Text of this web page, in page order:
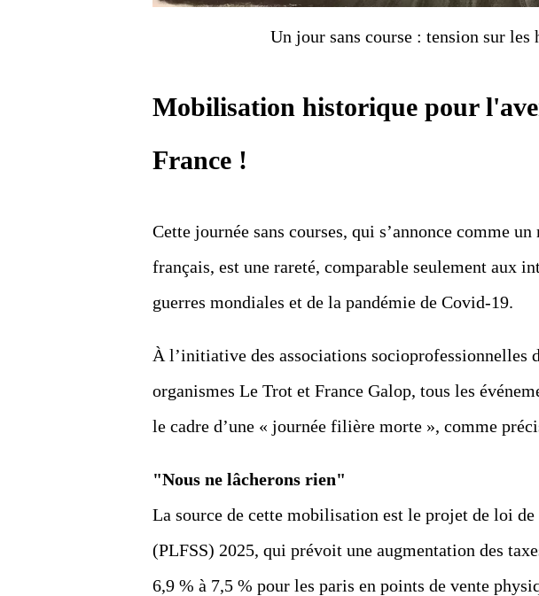
Un jour sans course : tension sur les
Mobilisation historique pour
France !
Cette journée sans courses, qui s’annonce comme
français, est une rareté, comparable seulement aux
guerres mondiales et de la pandémie de Covid-19.
À l’initiative des associations socioprofessionnelles
organismes Le Trot et France Galop, tous les
le cadre d’une « journée filière morte », comme
"Nous ne lâcherons rien"
La source de cette mobilisation est le projet de loi
(PLFSS) 2025, qui prévoit une augmentation des
6,9 % à 7,5 % pour les paris en points de vente